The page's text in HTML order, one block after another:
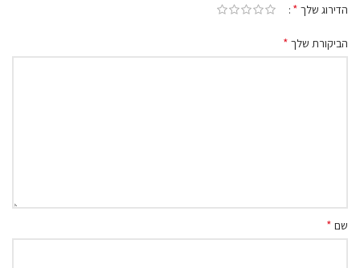
הדירוג שלך *
הביקורת שלך *
שם *